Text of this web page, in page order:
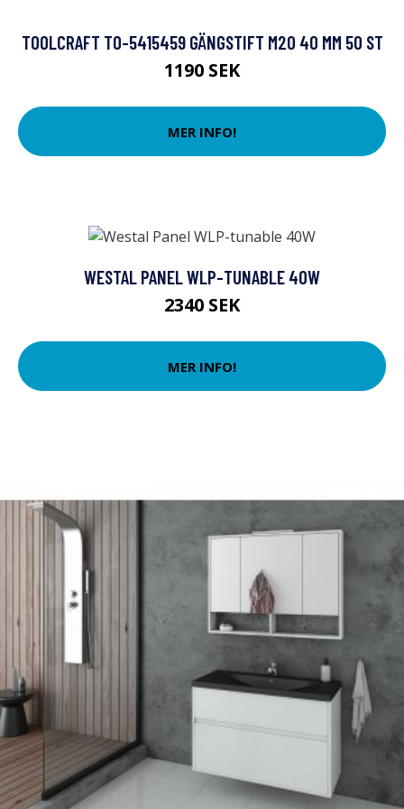
TOOLCRAFT TO-5415459 GÄNGSTIFT M20 40 MM 50 ST
1190 SEK
MER INFO!
WESTAL PANEL WLP-TUNABLE 40W
2340 SEK
MER INFO!